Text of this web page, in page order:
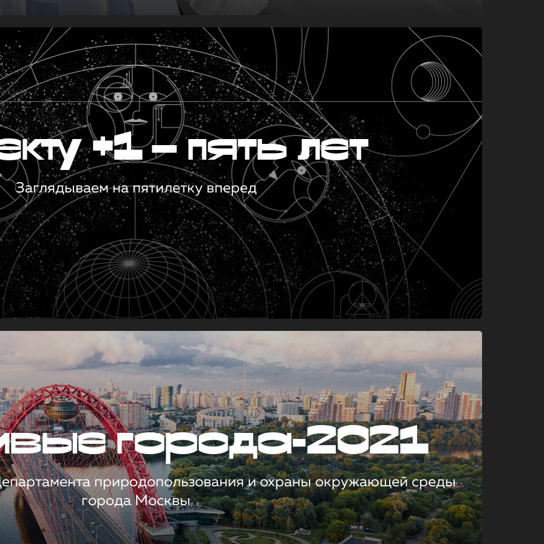
+1 — пять лет
Заглядываем на пятилетку вперед
города-2021
природопользования и охраны окружающей среды
города Москвы